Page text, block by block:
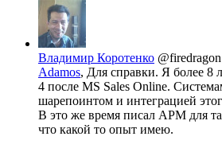
Владимир Коротенко @firedragon
Adamos, Для справки. Я более 8
4 после MS Sales Online.
шарепоинтом и интеграцией
В это же время писал АРМ для
что какой то опыт имею.